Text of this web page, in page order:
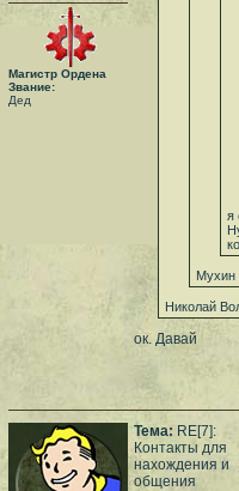
Магистр Ордена
Звание:
Дед
я
Мухин
Николай
ок. Давай
Тема: RE[7]:
Контакты для
нахождения и
общения